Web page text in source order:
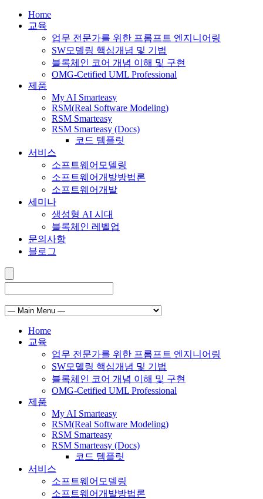
Home
교육
업무 전문가를 위한 프롬프트 엔지니어링
SW모델링 핵심개념 및 기법
블록체인 코어 개념 이해 및 구현
OMG-Cetified UML Professional
제품
My AI Smarteasy
RSM(Real Software Modeling)
RSM Smarteasy
RSM Smarteasy (Docs)
코드 템플릿
서비스
소프트웨어모델링
소프트웨어개발방법론
소프트웨어개발
세미나
생성형 AI 시대
블록체인 레벨업
문의사항
블로그
Home
교육
업무 전문가를 위한 프롬프트 엔지니어링
SW모델링 핵심개념 및 기법
블록체인 코어 개념 이해 및 구현
OMG-Cetified UML Professional
제품
My AI Smarteasy
RSM(Real Software Modeling)
RSM Smarteasy
RSM Smarteasy (Docs)
코드 템플릿
서비스
소프트웨어모델링
소프트웨어개발방법론